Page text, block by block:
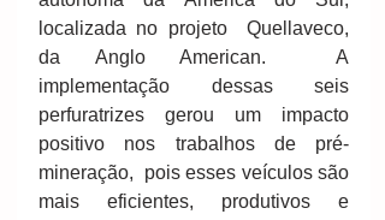
localizada no projeto  Quellaveco,
da Anglo American.  A
implementação dessas seis
perfuratrizes gerou um impacto
positivo nos trabalhos de pré-
mineração,  pois esses veículos são
mais eficientes, produtivos e